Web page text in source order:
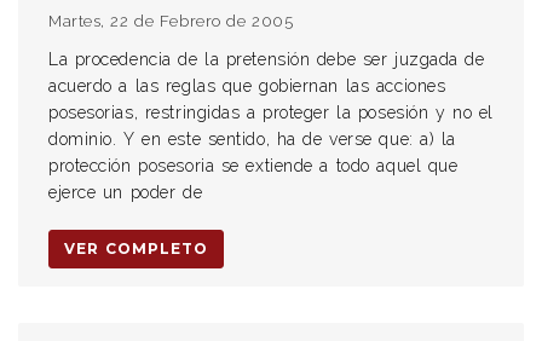
Martes, 22 de Febrero de 2005
La procedencia de la pretensión debe ser juzgada de
acuerdo a las reglas que gobiernan las acciones
posesorias, restringidas a proteger la posesión y no el
dominio. Y en este sentido, ha de verse que: a) la
protección posesoria se extiende a todo aquel que
ejerce un poder de
VER COMPLETO